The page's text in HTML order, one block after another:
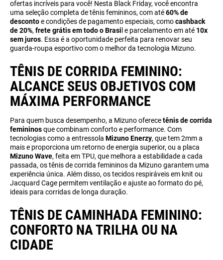
ofertas incríveis para você! Nesta Black Friday, você encontra
uma seleção completa de tênis femininos, com até60% de
descontoe condições de pagamento especiais, comocashback
de 20%,frete grátis em todo o Brasi l e parcelamento em até 10x
sem juros. Essa é a oportunidade perfeita para renovar seu
guarda-roupa esportivo com o melhor da tecnologia Mizuno.
TÊNIS DE CORRIDA FEMININO:
ALCANCE SEUS OBJETIVOS COM
MÁXIMA PERFORMANCE
Para quem busca desempenho, a Mizuno oferecetênis de corrida
femininosque combinam conforto e performance. Com
tecnologias como a entressola Mizuno Enerzy, que tem 2mm a
mais e proporciona um retorno de energia superior, ou a placa
Mizuno Wave, feita em TPU, que melhora a estabilidade a cada
passada, os tênis de corrida femininos da Mizuno garantem uma
experiência única. Além disso, os tecidos respiráveis em knit ou
Jacquard Cage permitem ventilação e ajuste ao formato do pé,
ideais para corridas de longa duração.
TÊNIS DE CAMINHADA FEMININO:
CONFORTO NA TRILHA OU NA
CIDADE